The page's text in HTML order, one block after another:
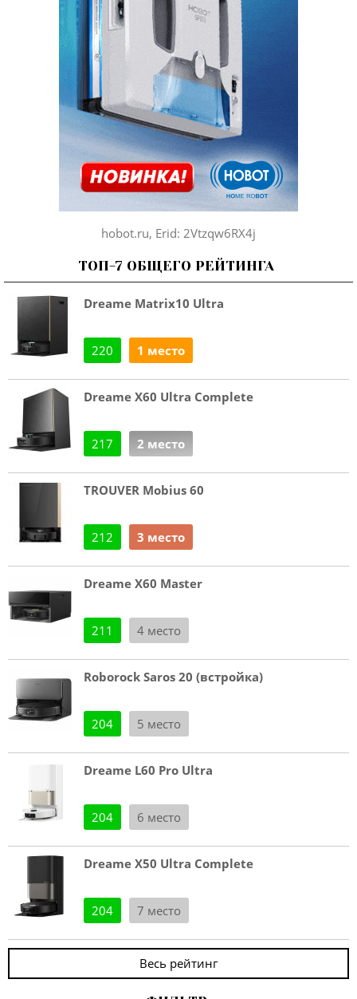
hobot.ru, Erid: 2Vtzqw6RX4j
ТОП-7 ОБЩЕГО РЕЙТИНГА
Dreame Matrix10 Ultra
220 1 место
Dreame X60 Ultra Complete
217 2 место
TROUVER Mobius 60
212 3 место
Dreame X60 Master
211 4 место
Roborock Saros 20 (встройка)
204 5 место
Dreame L60 Pro Ultra
204 6 место
Dreame X50 Ultra Complete
204 7 место
Весь рейтинг